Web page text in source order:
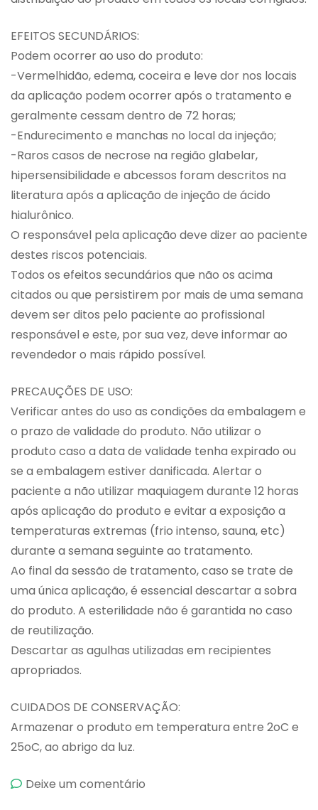
EFEITOS SECUNDÁRIOS:
Podem ocorrer ao uso do produto:
-Vermelhidão, edema, coceira e leve dor nos locais
da aplicação podem ocorrer após o tratamento e
geralmente cessam dentro de 72 horas;
-Endurecimento e manchas no local da injeção;
-Raros casos de necrose na região glabelar,
hipersensibilidade e abcessos foram descritos na
literatura após a aplicação de injeção de ácido
hialurônico.
O responsável pela aplicação deve dizer ao paciente
destes riscos potenciais.
Todos os efeitos secundários que não os acima
citados ou que persistirem por mais de uma semana
devem ser ditos pelo paciente ao profissional
responsável e este, por sua vez, deve informar ao
revendedor o mais rápido possível.
PRECAUÇÕES DE USO:
Verificar antes do uso as condições da embalagem e
o prazo de validade do produto. Não utilizar o
produto caso a data de validade tenha expirado ou
se a embalagem estiver danificada. Alertar o
paciente a não utilizar maquiagem durante 12 horas
após aplicação do produto e evitar a exposição a
temperaturas extremas (frio intenso, sauna, etc)
durante a semana seguinte ao tratamento.
Ao final da sessão de tratamento, caso se trate de
uma única aplicação, é essencial descartar a sobra
do produto. A esterilidade não é garantida no caso
de reutilização.
Descartar as agulhas utilizadas em recipientes
apropriados.
CUIDADOS DE CONSERVAÇÃO:
Armazenar o produto em temperatura entre 2oC e
25oC, ao abrigo da luz.
Deixe um comentário